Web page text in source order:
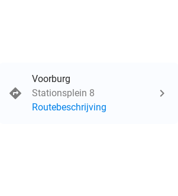
Voorburg
Stationsplein 8
Routebeschrijving